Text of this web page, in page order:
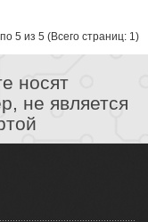
5 из 5 (Всего страниц: 1)
носят
не является